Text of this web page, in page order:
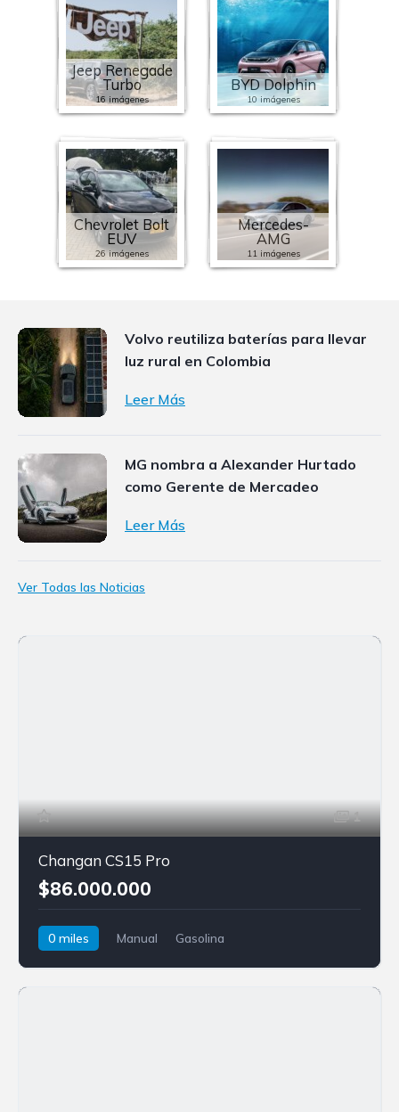
Jeep Renegade
Turbo
16 imágenes
BYD Dolphin
10 imágenes
Chevrolet Bolt
EUV
26 imágenes
Mercedes-
AMG
11 imágenes
Volvo reutiliza baterías para llevar
luz rural en Colombia
Leer Más
MG nombra a Alexander Hurtado
como Gerente de Mercadeo
Leer Más
Ver Todas las Noticias
1
Changan CS15 Pro
$86.000.000
0 miles Manual
Gasolina